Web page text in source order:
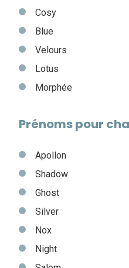
Cosy
Blue
Velours
Lotus
Morphée
Prénoms pour
Apollon
Shadow
Ghost
Silver
Nox
Night